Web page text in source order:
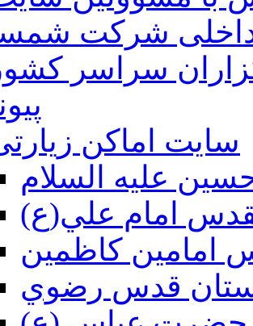
شرکت
سراسر
سایت اماکن
عليه السلام
امام علي(ع)
امامين كاظمين
قدس رضوي